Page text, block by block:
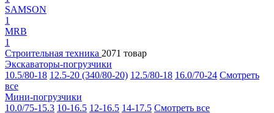
SAMSON
1
MRB
1
Строительная техника 2071 товар
Экскаваторы-погрузчики
10.5/80-18 12.5-20 (340/80-20) 12.5/80-18 16.0/70-24 Смотреть
все
Мини-погрузчики
10.0/75-15.3 10-16.5 12-16.5 14-17.5 Смотреть все